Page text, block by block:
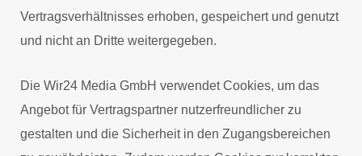
Vertragsverhältnisses erhoben, gespeichert und genutzt
und nicht an Dritte weitergegeben.
Die Wir24 Media GmbH verwendet Cookies, um das
Angebot für Vertragspartner nutzerfreundlicher zu
gestalten und die Sicherheit in den Zugangsbereichen